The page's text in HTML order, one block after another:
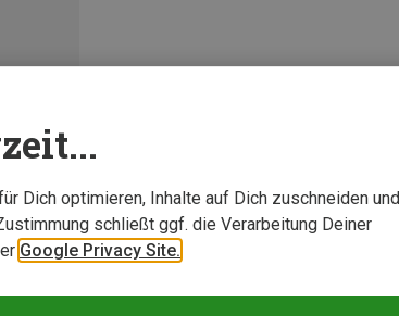
Dich optimieren, Inhalte auf Dich zuschneiden und
schließt ggf. die Verarbeitung Deiner
Google Privacy Site.